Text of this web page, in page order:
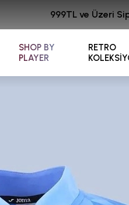
SHOP BY
PLAYER
RETRO
999TL ve Üzeri